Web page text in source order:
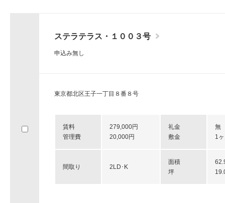
ステラテラス・１００３号
申込み無し
東京都北区王子一丁目８番８号
賃料
管理費
279,000円
20,000円
礼金
敷金
無
1
間取り 2LD･K
面積
坪